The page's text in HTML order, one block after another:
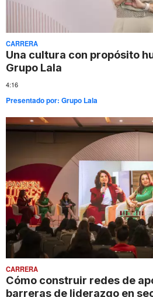
CARRERA
Una cultura con propósito
Grupo Lala
4:16
Presentado por: Grupo Lala
CARRERA
Cómo construir redes de
barreras de liderazgo en